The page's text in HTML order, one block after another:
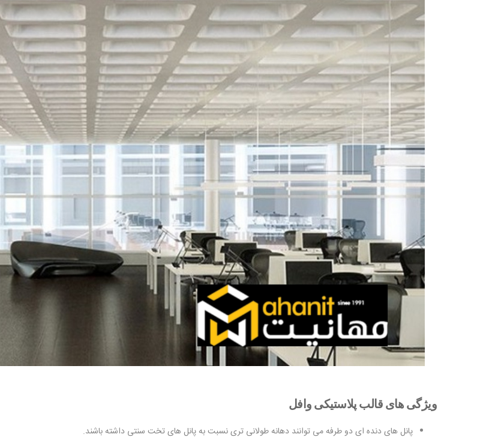
ویژگی های قالب پلاستیکی وافل
پانل های دنده ای دو طرفه می توانند دهانه طولانی تری نسبت به پانل های تخت سنتی داشته باشند.